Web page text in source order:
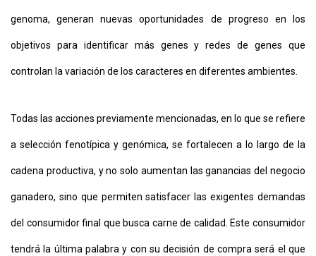
genoma, generan nuevas oportunidades de progreso en los
objetivos para identificar más genes y redes de genes que
controlan la variación de los caracteres en diferentes ambientes.
Todas las acciones previamente mencionadas, en lo que se refiere
a selección fenotípica y genómica, se fortalecen a lo largo de la
cadena productiva, y no solo aumentan las ganancias del negocio
ganadero, sino que permiten satisfacer las exigentes demandas
del consumidor final que busca carne de calidad. Este consumidor
tendrá la última palabra y con su decisión de compra será el que